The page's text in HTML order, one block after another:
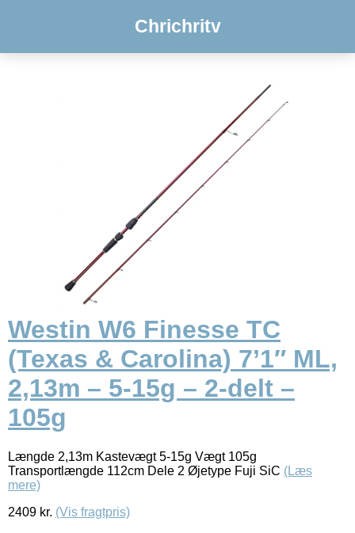
Chrichritv
Westin W6 Finesse TC
(Texas & Carolina) 7’1″ ML,
2,13m – 5-15g – 2-delt –
105g
Længde 2,13m Kastevægt 5-15g Vægt 105g
Transportlængde 112cm Dele 2 Øjetype Fuji SiC (Læs
mere)
2409 kr. (Vis fragtpris)